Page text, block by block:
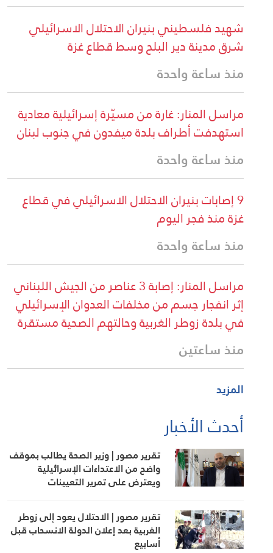
شهيد فلسطيني بنيران الاحتلال الاسرائيلي
شرق مدينة دير البلح وسط قطاع غزة
منذ ساعة واحدة
مراسل المنار: غارة من مسيّرة إسرائيلية معادية
استهدفت أطراف بلدة ميفدون في جنوب لبنان
منذ ساعة واحدة
9 إصابات بنيران الاحتلال الاسرائيلي في قطاع
غزة منذ فجر اليوم
منذ ساعة واحدة
مراسل المنار: إصابة 3 عناصر من الجيش اللبناني
إثر انفجار جسم من مخلفات العدوان الإسرائيلي
في بلدة زوطر الغربية وحالتهم الصحية مستقرة
منذ ساعتين
المزيد
أحدث الأخبار
تقرير مصور | وزير الصحة يطالب بموقف
واضح من الاعتداءات الإسرائيلية
ويعترض على تمرير التعيينات
تقرير مصور | الاحتلال يعود إلى زوطر
الغربية بعد إعلان الدولة الانسحاب قبل
أسابيع